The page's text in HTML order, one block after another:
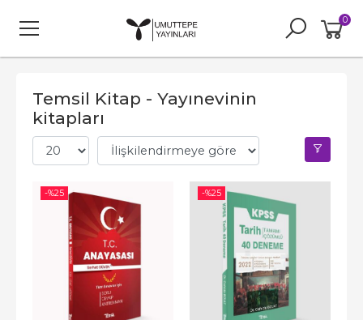
0
Temsil Kitap - Yayınevinin
kitapları
-%25 -%25